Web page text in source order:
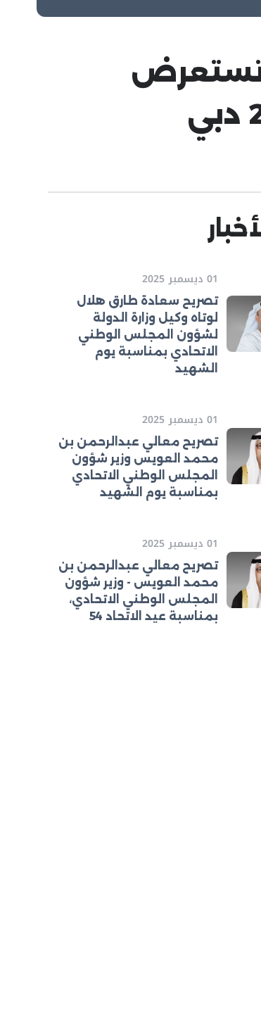
تستعرض
01 ديسمبر 2025
تصريح سعادة طارق هلال
لوتاه وكيل وزارة الدولة
لشؤون المجلس الوطني
الاتحادي بمناسبة يوم
الشهيد
01 ديسمبر 2025
تصريح معالي عبدالرحمن بن
محمد العويس وزير شؤون
المجلس الوطني الاتحادي
بمناسبة يوم الشهيد
01 ديسمبر 2025
تصريح معالي عبدالرحمن بن
محمد العويس - وزير شؤون
المجلس الوطني الاتحادي،
بمناسبة عيد الاتحاد 54